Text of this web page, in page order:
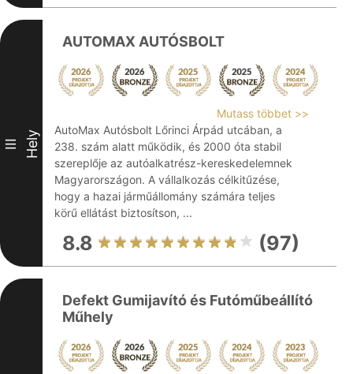
III Hely
AUTOMAX AUTÓSBOLT
Mutass többet >>
AutoMax Autósbolt Lőrinci Árpád utcában, a
238. szám alatt működik, és 2000 óta stabil
szereplője az autóalkatrész-kereskedelemnek
Magyarországon. A vállalkozás célkitűzése,
hogy a hazai járműállomány számára teljes
körű ellátást biztosítson, ...
8.8 (97)
Defekt Gumijavító és Futóműbeállító
Műhely